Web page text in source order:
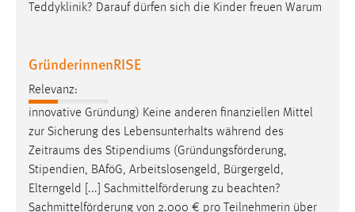
Teddyklinik? Darauf dürfen sich die Kinder freuen Warum
GründerinnenRISE
Relevanz:
innovative Gründung) Keine anderen finanziellen Mittel
zur Sicherung des Lebensunterhalts während des
Zeitraums des Stipendiums (Gründungsförderung,
Stipendien, BAföG, Arbeitslosengeld, Bürgergeld,
Elterngeld [...] Sachmittelförderung zu beachten?
Sachmittelförderung von 2.000 € pro Teilnehmerin über